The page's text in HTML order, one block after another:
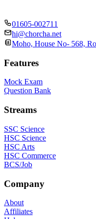
01605-002711
hi@chorcha.net
Moho, House No- 568,
Features
Mock Exam
Question Bank
Streams
SSC Science
HSC Science
HSC Arts
HSC Commerce
BCS/Job
Company
About
Affiliates